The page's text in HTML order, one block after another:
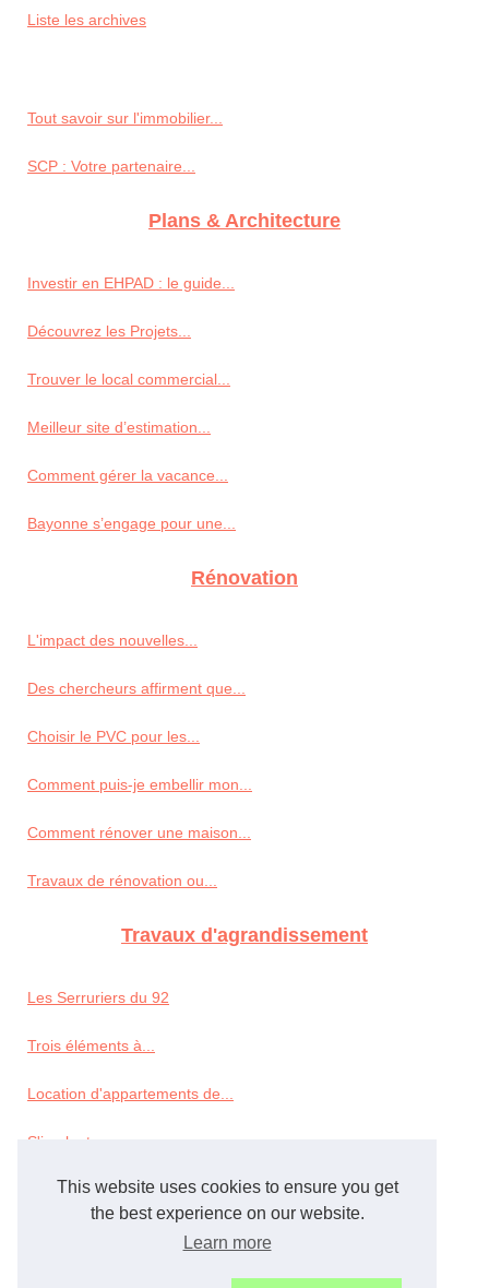
This website uses cookies to ensure you get
the best experience on our website.
Learn more
Liste les archives
Tout savoir sur l'immobilier...
SCP : Votre partenaire...
Plans & Architecture
Investir en EHPAD : le guide...
Découvrez les Projets...
Trouver le local commercial...
Meilleur site d’estimation...
Comment gérer la vacance...
Bayonne s’engage pour une...
Rénovation
L'impact des nouvelles...
Des chercheurs affirment que...
Choisir le PVC pour les...
Comment puis-je embellir mon...
Comment rénover une maison...
Travaux de rénovation ou...
Travaux d'agrandissement
Les Serruriers du 92
Trois éléments à...
Location d'appartements de...
S'implanter...
Préparer ses travaux...